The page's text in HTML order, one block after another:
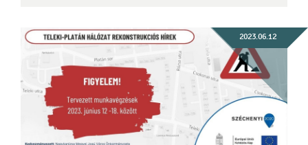
2023.06.12